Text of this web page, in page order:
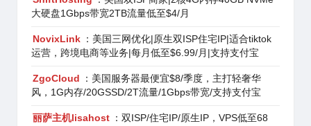
大硬盘1Gbps带宽2TB流量低至$4/月
NovixLink ：美国三网优化|原生双ISP住宅IP|适合tiktok
运营，跨境电商等业务|每月低至$6.99/月|支持支付宝
ZgoCloud
：美国服务器最便宜$8/季度，主打轻奢华
风，1G内存/20GSSD/2T流量/1Gbps带宽/支持支付宝
丽萨主机lisahost ：双ISP/住宅IP/原生IP，VPS低至68